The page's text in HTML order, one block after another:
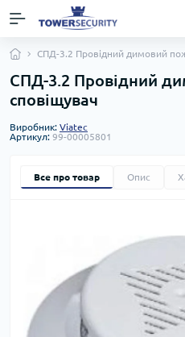
СПД-3.2 Провідний димовий
СПД-3.2 Провідний
сповіщувач
Виробник: Viatec
Артикул: 99-00005801
Все про товар Опис